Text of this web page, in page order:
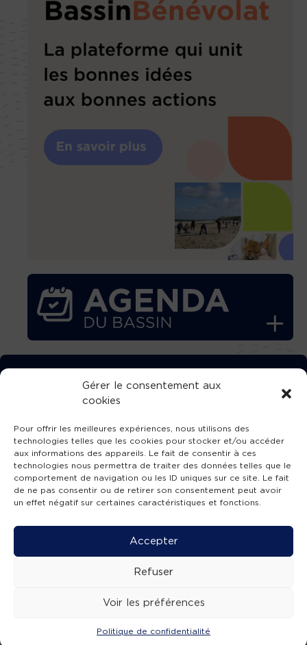
Gérer le consentement aux
cookies
Pour offrir les meilleures expériences, nous utilisons des
technologies telles que les cookies pour stocker et/ou accéder
aux informations des appareils. Le fait de consentir à ces
technologies nous permettra de traiter des données telles que le
comportement de navigation ou les ID uniques sur ce site. Le fait
de ne pas consentir ou de retirer son consentement peut avoir
un effet négatif sur certaines caractéristiques et fonctions.
Accepter
Refuser
Voir les préférences
Politique de confidentialité
ÉMISSIONS AGENDA
TÉLÉCHARGEZ GRATUITEMENT
L’APPLICATION TVBA !
SUIVEZ-NOUS !
Mentions légales -Accessibilité